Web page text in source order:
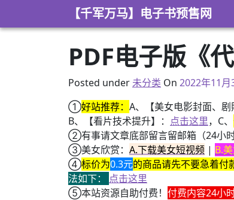
【千军万马】电子书预售网
PDF电子版《
Posted under未分类 On 2022年7月
2022年11月
①好站推荐： A、【美女电影封面、剧
B、【看片技术提升】： 点击这里，C、
②有事请文章底部留言留邮箱（24小时
③美女欣赏： A.下载美女短视频 | B.
④标价为0.3元的商品请先不要急着付
法如下： 点击这里
⑤本站资源自助付费！ 付费内容24小